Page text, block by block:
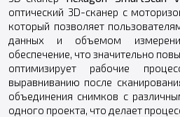
оптический 3D-сканер с
который позволяет
данных и объемом
обеспечение, что значительно
оптимизирует рабочие
выравниванию после
объединения снимков с
одного проекта, что делает